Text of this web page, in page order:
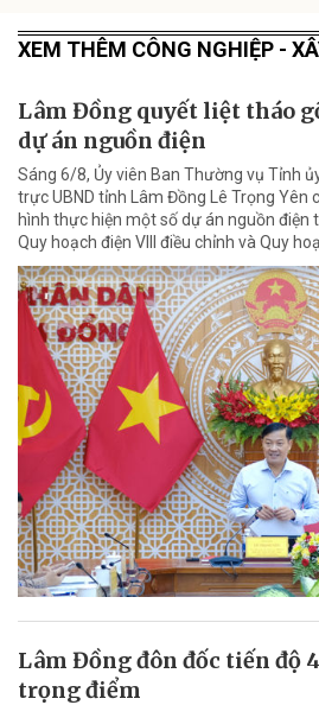
XEM THÊM CÔNG NGHIỆP -
Lâm Đồng quyết liệt tháo
dự án nguồn điện
Sáng 6/8, Ủy viên Ban Thường vụ Tỉnh
trực UBND tỉnh Lâm Đồng Lê Trọng Yên
hình thực hiện một số dự án nguồn điện
Quy hoạch điện VIII điều chỉnh và Quy
Lâm Đồng đôn đốc tiến độ
trọng điểm